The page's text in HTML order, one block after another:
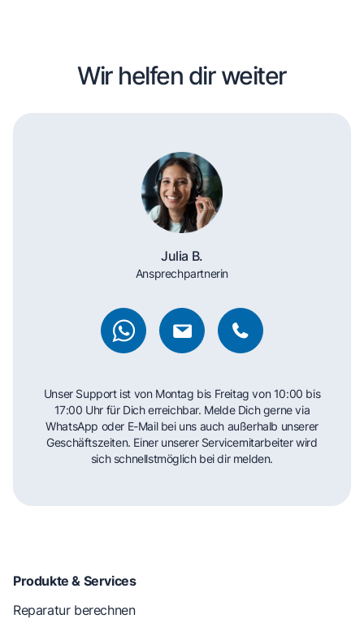
Wir helfen dir weiter
Julia B.
Ansprechpartnerin
Unser Support ist von Montag bis Freitag von 10:00 bis
17:00 Uhr für Dich erreichbar. Melde Dich gerne via
WhatsApp oder E-Mail bei uns auch außerhalb unserer
Geschäftszeiten. Einer unserer Servicemitarbeiter wird
sich schnellstmöglich bei dir melden.
Produkte & Services
Reparatur berechnen